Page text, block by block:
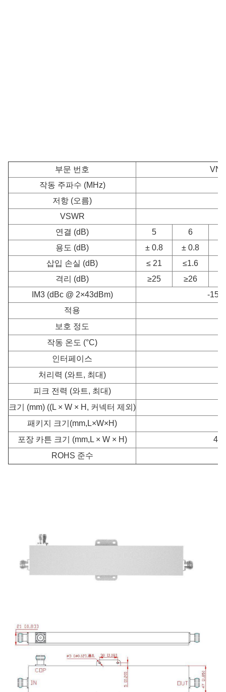
부문 번호
VN-
작동 주파수 (MHz)
저항 (오름)
VSWR
연결 (dB)
5 6
용도 (dB)
± 0.8 ± 0.8
삽입 손실 (dB)
≤ 21 ≤1.6
격리 (dB)
≥25 ≥26
IM3 (dBc @ 2×43dBm)
-
적용
보호 정도
작동 온도 (°C)
인터페이스
처리력 (와트, 최대)
피크 전력 (와트, 최대)
크기 (mm) ((L × W × H, 커넥터 제외)
패키지 크기 (mm,L×W×H)
포장 카튼 크기 (mm,L × W × H)
ROHS 준수